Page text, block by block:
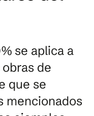
se aplica a
de
que se
mencionados